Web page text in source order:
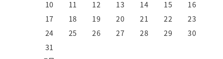
10
11 12 13 14 15
16
17
18 19 20 21 22
23
24
25 26 27 28 29
30
31